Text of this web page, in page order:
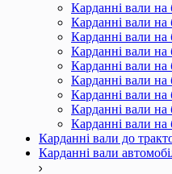
Карданні вали на
Карданні вали на
Карданні вали на
Карданні вали на
Карданні вали на
Карданні вали на
Карданні вали на
Карданні вали на
Карданні вали на
Карданні вали до
Карданні вали